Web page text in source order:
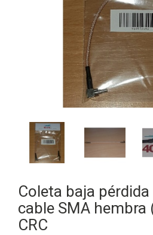
Coleta baja
cable SMA
CRC